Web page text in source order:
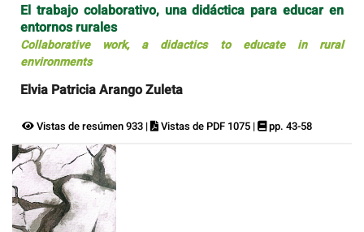
El trabajo colaborativo, una didáctica para educar en
entornos rurales
Collaborative work, a didactics to educate in rural
environments
Elvia Patricia Arango Zuleta
Vistas de resúmen 933 | Vistas de PDF 1075 | pp. 43-58